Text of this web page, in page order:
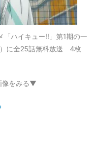
「ハイキュー!!」第1期の一
）に全25話無料放送 4枚
像をみる▼